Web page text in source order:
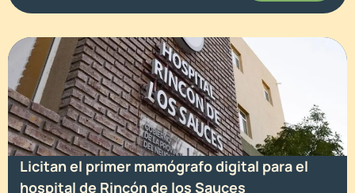
Licitan el primer mamógrafo digital para el
hospital de Rincón de los Sauces